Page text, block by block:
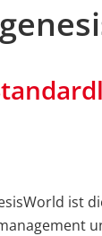
ist